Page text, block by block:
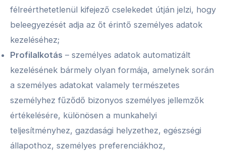
félreérthetetlenül kifejező cselekedet útján jelzi, hogy
beleegyezését adja az őt érintő személyes adatok
kezeléséhez;
Profilalkotás – személyes adatok automatizált
kezelésének bármely olyan formája, amelynek során
a személyes adatokat valamely természetes
személyhez fűződő bizonyos személyes jellemzők
értékelésére, különösen a munkahelyi
teljesítményhez, gazdasági helyzethez, egészségi
állapothoz, személyes preferenciákhoz,